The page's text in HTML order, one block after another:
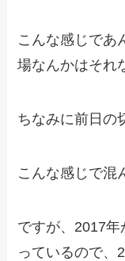
こんな感じであ
場なんかはそれ
ちなみに前日の
こんな感じで混
ですが、2017
っているので、